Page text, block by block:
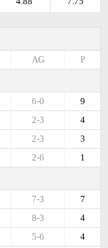
P
AG
9
6-0
4
2-3
3
2-3
1
2-6
7
7-3
4
8-3
4
5-6